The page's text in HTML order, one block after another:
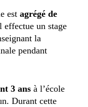
est agrégé de
un stage
la
pendant
3 ans à l’école
Durant cette